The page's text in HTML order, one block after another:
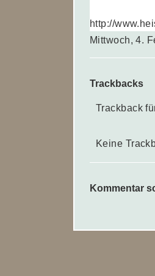
http://
Mittwoch, 4.
Trackbacks
Trackback
Keine
Kommentar